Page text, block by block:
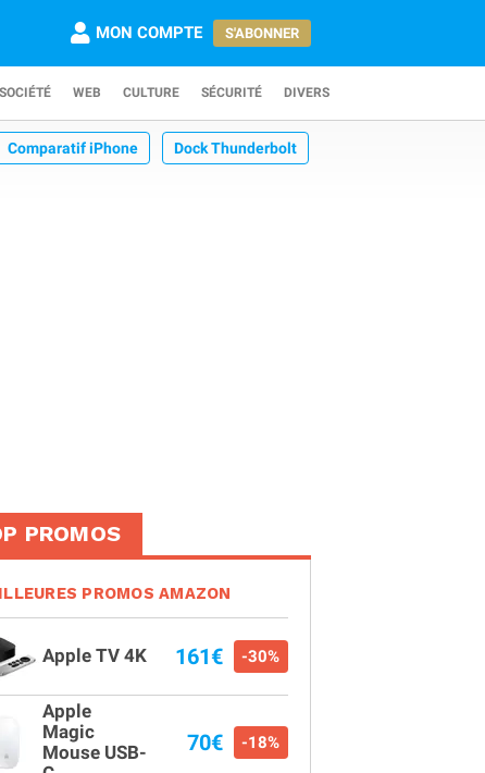
MON COMPTE S'ABONNER
SOCIÉTÉ WEB CULTURE SÉCURITÉ DIVERS
Comparatif iPhone Dock Thunderbolt
PROMOS
PROMOS AMAZON
Apple TV 4K 161€ -30%
Apple
Magic
Mouse USB-
70€ -18%